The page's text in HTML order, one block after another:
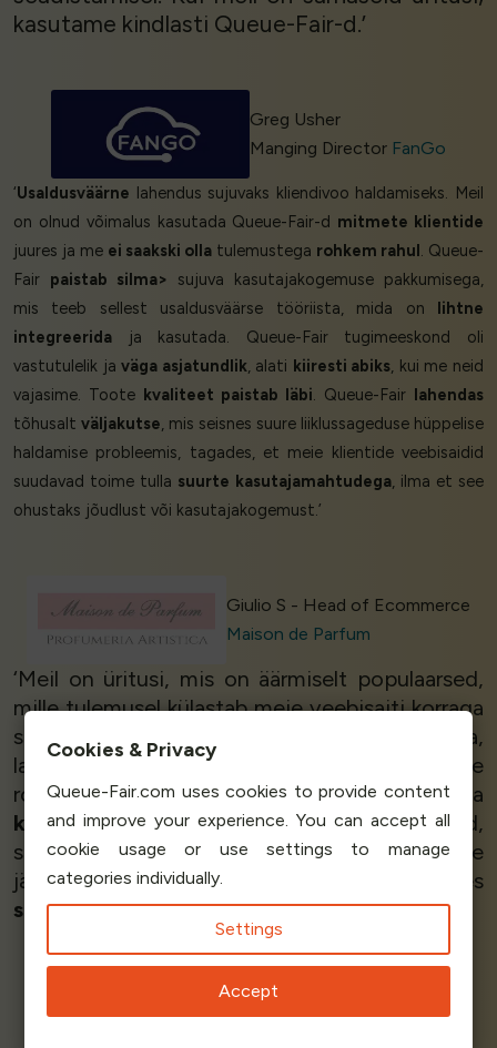
kasutame kindlasti Queue-Fair-d.’
Greg Usher
Manging Director FanGo
‘Usaldusväärne lahendus sujuvaks kliendivoo haldamiseks. Meil
on olnud võimalus kasutada Queue-Fair-d mitmete klientide
juures ja me ei saakski olla tulemustega rohkem rahul. Queue-
Fair paistab silma> sujuva kasutajakogemuse pakkumisega,
mis teeb sellest usaldusväärse tööriista, mida on lihtne
integreerida ja kasutada. Queue-Fair tugimeeskond oli
vastutulelik javäga asjatundlik, alati kiiresti abiks, kui me neid
vajasime. Toote kvaliteet paistab läbi. Queue-Fair lahendas
tõhusalt väljakutse, mis seisnes suure liiklussageduse hüppelise
haldamise probleemis, tagades, et meie klientide veebisaidid
suudavad toime tulla suurte kasutajamahtudega, ilma et see
ohustaks jõudlust või kasutajakogemust.’
Giulio S - Head of Ecommerce
Maison de Parfum
‘Meil on üritusi, mis on äärmiselt populaarsed,
mille tulemusel külastab meie veebisaiti korraga
suur hulk inimesi. Queue-Fair aitab seda hallata,
lahendades probleemi. Meile meeldis kõige
rohkem tugi seadistamise ajal ja
kasutusmugavus.SoovitameQueue-Fair-d,
sest see onsuurepäranealternatiiv teistele
järjekordade pakkujatele, pakkudes
suurepärast tuge.’
Mark Hope
Cookies & Privacy
Queue-Fair.com uses cookies to provide content
and improve your experience. You can accept all
cookie usage or use settings to manage
categories individually.
Settings
Accept